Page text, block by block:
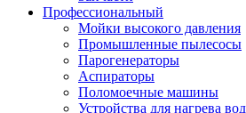
Профессиональный
Мойки высокого давления
Промышленные пылесосы
Парогенераторы
Аспираторы
Поломоечные машины
Устройства для нагрева